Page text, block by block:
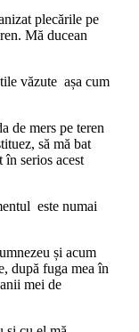
plecările pe
Mă ducean
văzute așa cum
de mers pe teren
să mă bat
în serios acest
este numai
și acum
după fuga mea în
mei de